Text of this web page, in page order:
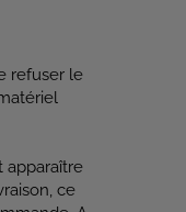
refuser le
apparaître
ce